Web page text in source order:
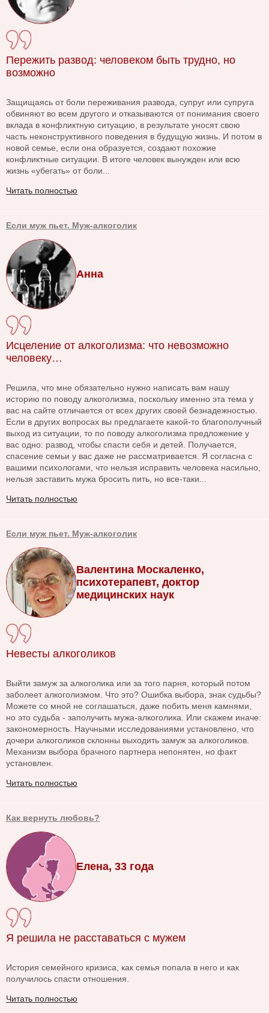
Пережить развод: человеком быть трудно, но
возможно
Защищаясь от боли переживания развода, супруг или супруга
обвиняют во всем другого и отказываются от понимания своего
вклада в конфликтную ситуацию, в результате уносят свою
часть неконструктивного поведения в будущую жизнь. И потом в
новой семье, если она образуется, создают похожие
конфликтные ситуации. В итоге человек вынужден или всю
жизнь «убегать» от боли...
Читать полностью
Если муж пьет. Муж-алкоголик
Анна
Исцеление от алкоголизма: что невозможно
человеку…
Решила, что мне обязательно нужно написать вам нашу
историю по поводу алкоголизма, поскольку именно эта тема у
вас на сайте отличается от всех других своей безнадежностью.
Если в других вопросах вы предлагаете какой-то благополучный
выход из ситуации, то по поводу алкоголизма предложение у
вас одно: развод, чтобы спасти себя и детей. Получается,
спасение семьи у вас даже не рассматривается. Я согласна с
вашими психологами, что нельзя исправить человека насильно,
нельзя заставить мужа бросить пить, но все-таки...
Читать полностью
Если муж пьет. Муж-алкоголик
Валентина Москаленко,
психотерапевт, доктор
медицинских наук
Невесты алкоголиков
Выйти замуж за алкоголика или за того парня, который потом
заболеет алкоголизмом. Что это? Ошибка выбора, знак судьбы?
Можете со мной не соглашаться, даже побить меня камнями,
но это судьба - заполучить мужа-алкоголика. Или скажем иначе:
закономерность. Научными исследованиями установлено, что
дочери алкоголиков склонны выходить замуж за алкоголиков.
Механизм выбора брачного партнера непонятен, но факт
установлен.
Читать полностью
Как вернуть любовь?
Елена, 33 года
Я решила не расставаться с мужем
История семейного кризиса, как семья попала в него и как
получилось спасти отношения.
Читать полностью